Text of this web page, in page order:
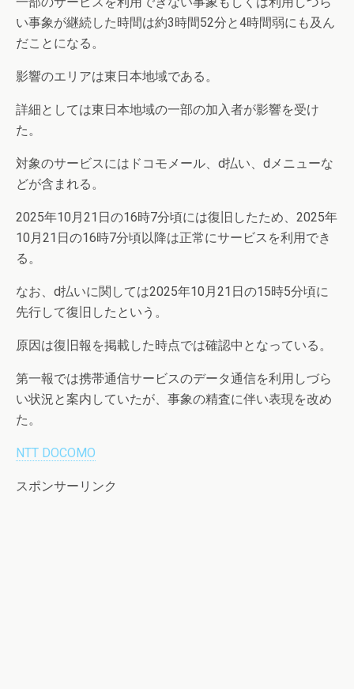
い事象が継続した時間は約3時間52分と4時間弱にも及ん
だことになる。
影響のエリアは東日本地域である。
詳細としては東日本地域の一部の加入者が影響を受け
た。
対象のサービスにはドコモメール、d払い、dメニューな
どが含まれる。
2025年10月21日の16時7分頃には復旧したため、2025年
10月21日の16時7分頃以降は正常にサービスを利用でき
る。
なお、d払いに関しては2025年10月21日の15時5分頃に
先行して復旧したという。
原因は復旧報を掲載した時点では確認中となっている。
第一報では携帯通信サービスのデータ通信を利用しづら
い状況と案内していたが、事象の精査に伴い表現を改め
た。
NTT DOCOMO
スポンサーリンク